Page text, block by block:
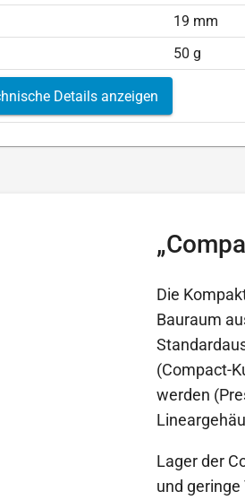
19 mm
50 g
Details anzeigen
Die
Bauraum
(Compact-
werden
Lager der
und